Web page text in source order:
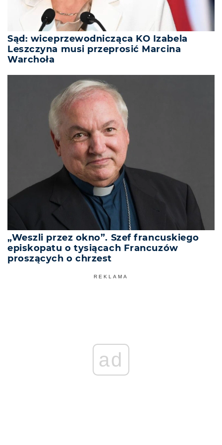
Sąd: wiceprzewodnicząca KO Izabela
Leszczyna musi przeprosić Marcina
Warchoła
„Weszli przez okno”. Szef francuskiego
episkopatu o tysiącach Francuzów
proszących o chrzest
REKLAMA
ad